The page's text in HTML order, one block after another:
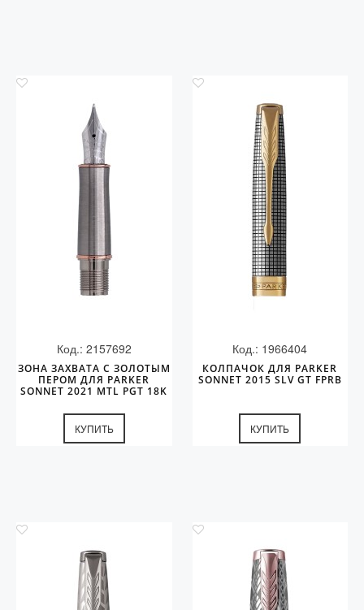
Код.: 2157692
ЗОНА ЗАХВАТА С ЗОЛОТЫМ
ПЕРОМ ДЛЯ PARKER
SONNET 2021 MTL PGT 18K
КУПИТЬ
Код.: 1966404
КОЛПАЧОК ДЛЯ PARKER
SONNET 2015 SLV GT FPRB
КУПИТЬ